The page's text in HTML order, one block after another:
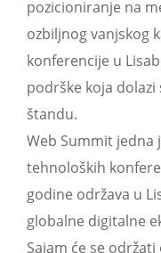
pozicioniranje na
ozbiljnog vanjskog
konferencije u
podrške koja
štandu.
Web Summit jedna
tehnoloških
godine održava u
globalne digitalne
Sajam će se